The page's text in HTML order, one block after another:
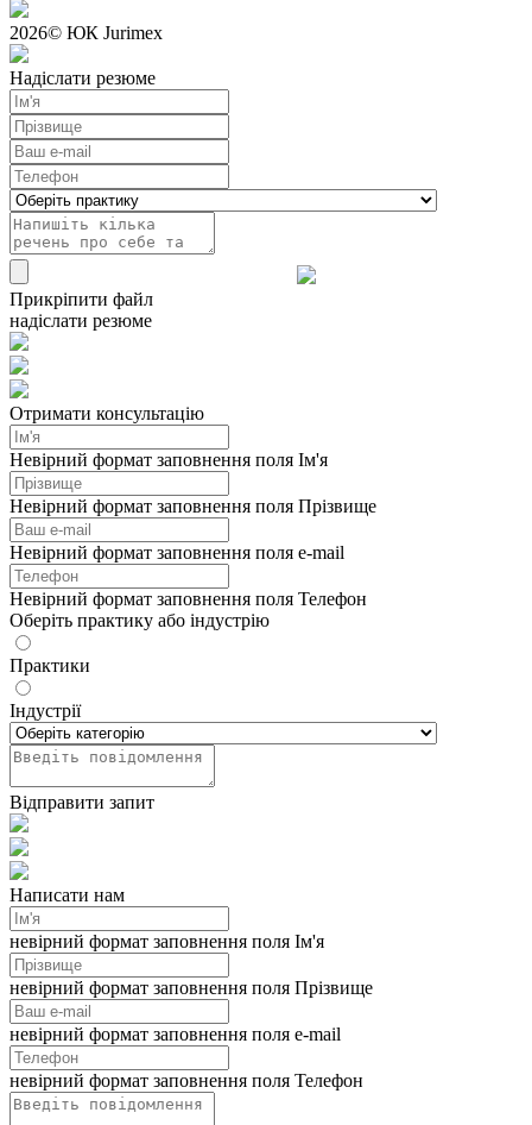
2026© ЮК Jurimex
Надіслати резюме
Прикріпити файл
надіслати резюме
Отримати консультацію
Невірний формат заповнення поля Ім'я
Невірний формат заповнення поля Прізвище
Невірний формат заповнення поля e-mail
Невірний формат заповнення поля Телефон
Оберіть практику або індустрію
Практики
Індустрії
Відправити запит
Написати нам
невірний формат заповнення поля Ім'я
невірний формат заповнення поля Прізвище
невірний формат заповнення поля e-mail
невірний формат заповнення поля Телефон